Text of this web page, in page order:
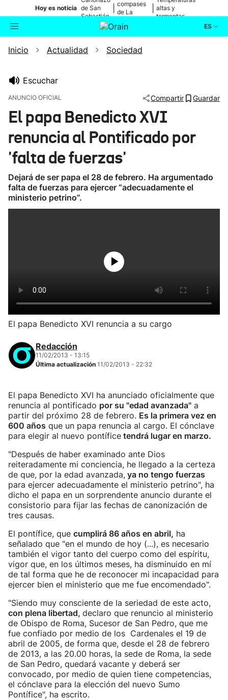
Hoy es noticia de San
Sebastián
compases
de La
altas y
tormentas
ES
Buscador Actualidad
Ikusmiran
Eguraldia
Inicio Actualidad Sociedad
Escuchar
ANUNCIO OFICIAL Compartir Guardar
El papa Benedicto XVI
renuncia al Pontificado por
'falta de fuerzas'
Dejará de ser papa el 28 de febrero. Ha argumentado
falta de fuerzas para ejercer “adecuadamente el
ministerio petrino”.
El papa Benedicto XVI renuncia a su cargo
Redacción
11/02/2013 - 13:15
Última actualización 11/02/2013 - 22:32
El papa Benedicto XVI ha anunciado oficialmente que
renuncia al pontificado por su "edad avanzada" a
partir del próximo 28 de febrero. Es la primera vez en
600 años que un papa renuncia al cargo. El cónclave
para elegir al nuevo pontífice tendrá lugar en marzo.
"Después de haber examinado ante Dios
reiteradamente mi conciencia, he llegado a la certeza
de que, por la edad avanzada, ya no tengo fuerzas
para ejercer adecuadamente el ministerio petrino", ha
dicho el papa en un sorprendente anuncio durante el
consistorio para fijar las fechas de canonización de
tres causas.
El pontífice, que cumplirá 86 años en abril, ha
señalado que "en el mundo de hoy (...), es necesario
también el vigor tanto del cuerpo como del espíritu,
vigor que, en los últimos meses, ha disminuido en mí
de tal forma que he de reconocer mi incapacidad para
ejercer bien el ministerio que me fue encomendado".
"Siendo muy consciente de la seriedad de este acto,
con plena libertad, declaro que renuncio al ministerio
de Obispo de Roma, Sucesor de San Pedro, que me
fue confiado por medio de los Cardenales el 19 de
abril de 2005, de forma que, desde el 28 de febrero
de 2013, a las 20.00 horas, la sede de Roma, la sede
de San Pedro, quedará vacante y deberá ser
convocado, por medio de quien tiene competencias,
el cónclave para la elección del nuevo Sumo
Pontífice", ha escrito.